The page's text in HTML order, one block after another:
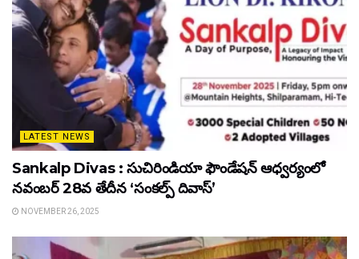
LATEST NEWS
Sankalp Divas : సుచిరిండియా ఫౌండేషన్ ఆధ్వర్యంలో
నవంబర్ 28వ తేదీన ‘సంకల్ప్ దివాస్’
NOVEMBER 26, 2025